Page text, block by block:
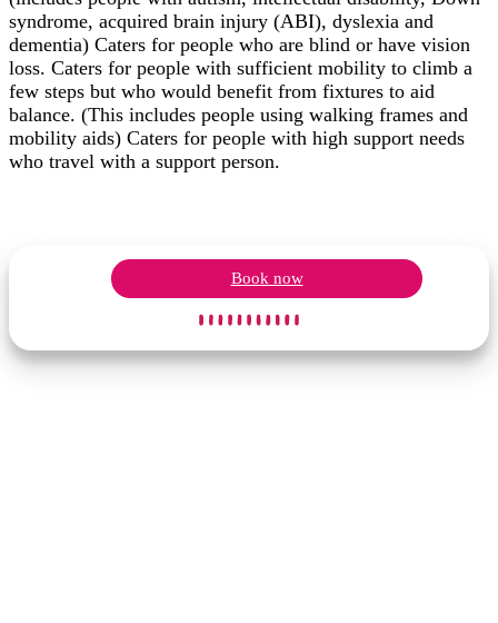
syndrome, acquired brain injury (ABI), dyslexia and
dementia) Caters for people who are blind or have vision
loss. Caters for people with sufficient mobility to climb a
few steps but who would benefit from fixtures to aid
balance. (This includes people using walking frames and
mobility aids) Caters for people with high support needs
who travel with a support person.
Book now